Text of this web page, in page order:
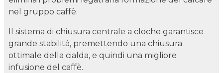
nel gruppo caffè.
Il sistema di chiusura centrale a cloche garantisce
grande stabilità, premettendo una chiusura
ottimale della cialda, e quindi una migliore
infusione del caffè.